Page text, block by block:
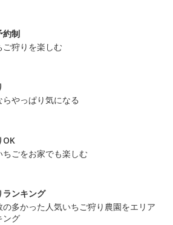
約制
ご狩りを楽しむ
やっぱり気になる
OK
ちごをお家でも楽しむ
ランキング
の多かった人気いちご狩り農園をエリア
ング